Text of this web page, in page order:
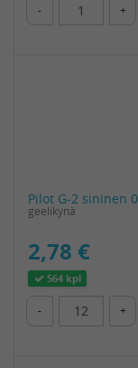
- +
Pilot G-2 sininen
geelikynä
2,78 €
564 kpl
- +